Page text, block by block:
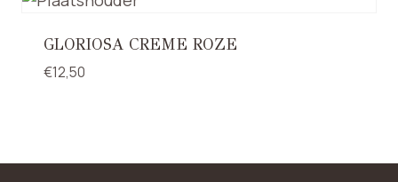
GLORIOSA CREME ROZE
€12,50